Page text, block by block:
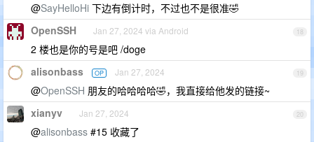
@SayHelloHi 下边有倒计时，不过也不是很准🤣
18
OpenSSH Jan 27, 2024 via Android
2 楼也是你的号是吧 /doge
19
alisonbass OP Jan 27, 2024
@OpenSSH 朋友的哈哈哈哈🤣，我直接给他发的链接~
20
xianyv Jan 27, 2024
@alisonbass #15 收藏了